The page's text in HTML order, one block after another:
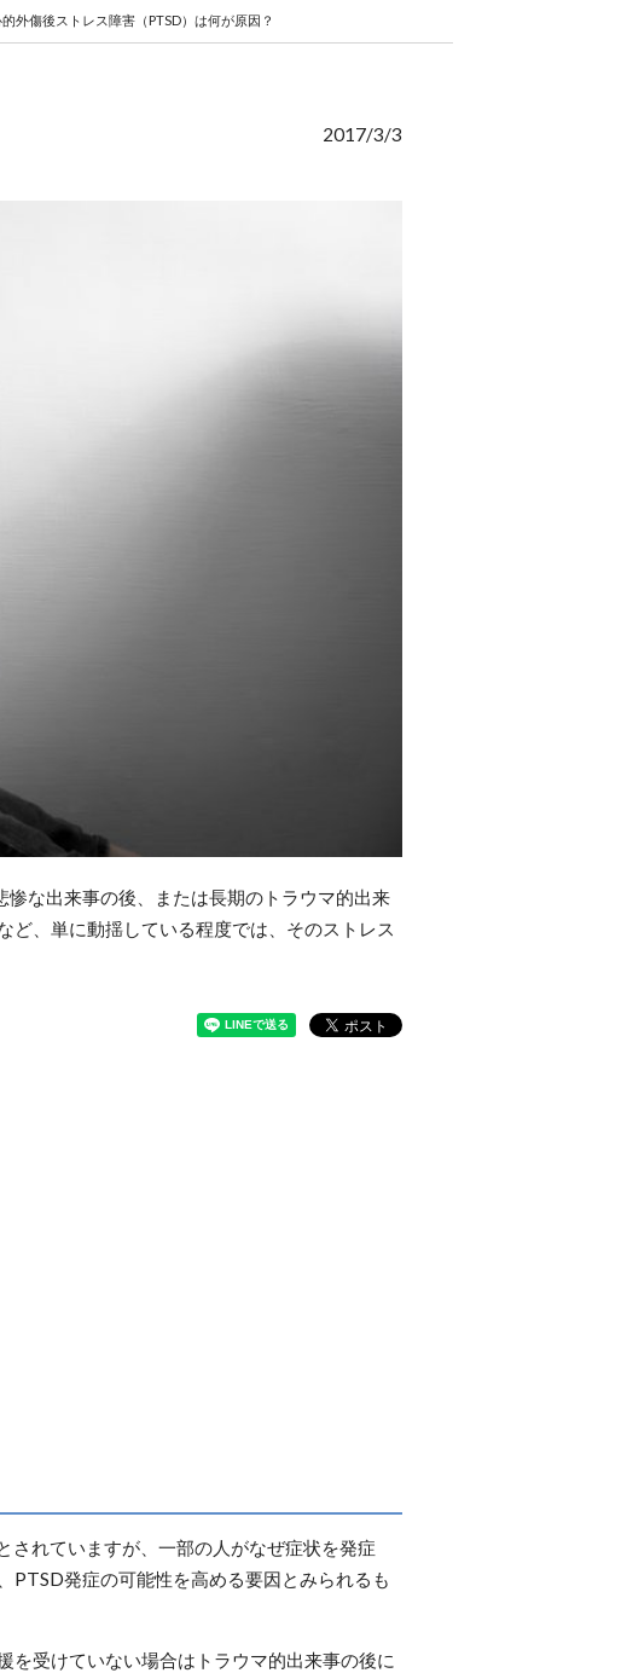
外傷後ストレス障害（PTSD）は何が原因？
2017/3/3
な出来事の後、または長期のトラウマ的出来
ど、単に動揺している程度では、そのストレス
れていますが、一部の人がなぜ症状を発症
PTSD発症の可能性を高める要因とみられるも
を受けていない場合はトラウマ的出来事の後に